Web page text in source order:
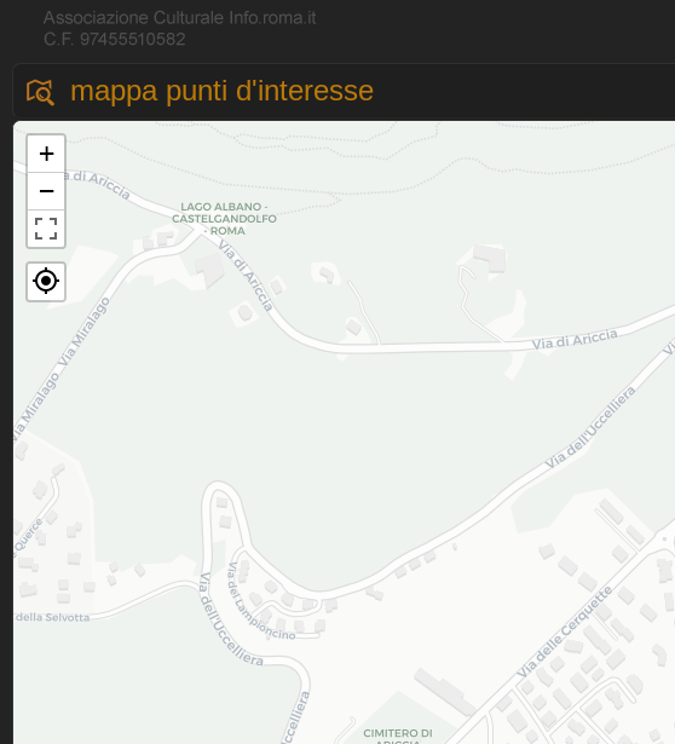
mappa punti d'interesse
+
−